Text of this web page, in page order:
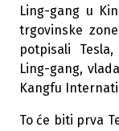
Ling-gang u
trgovinske
potpisali
Ling-gang,
Kangfu
To će biti prva